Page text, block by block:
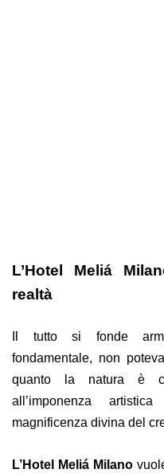
L’Hotel Meliá
realtà
Il tutto si fonde
fondamentale, non
quanto la natura è
all’imponenza
magnificenza divina del
L’Hotel Meliá Milano